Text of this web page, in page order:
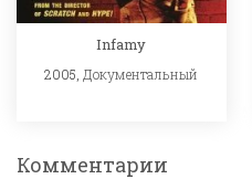
Infamy
2005,Документальный
Комментарии